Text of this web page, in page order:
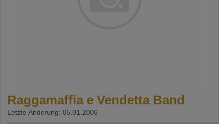
Raggamaffia e Vendetta Band
Letzte Änderung: 05.01.2006